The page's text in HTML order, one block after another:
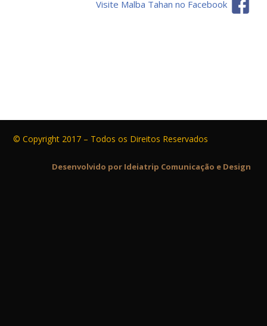
Visite Malba Tahan no Facebook
© Copyright 2017 – Todos os Direitos Reservados
Desenvolvido por Ideiatrip Comunicação e Design